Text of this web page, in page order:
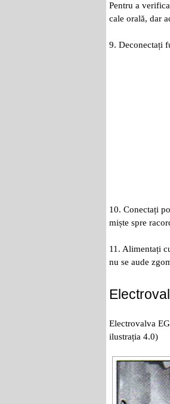
Pentru a
cale orală, dar
9. Deconectați
10. Conectați
miște spre
11. Alimentați
nu se aude
Electrovalva
ilustrația 4.0)